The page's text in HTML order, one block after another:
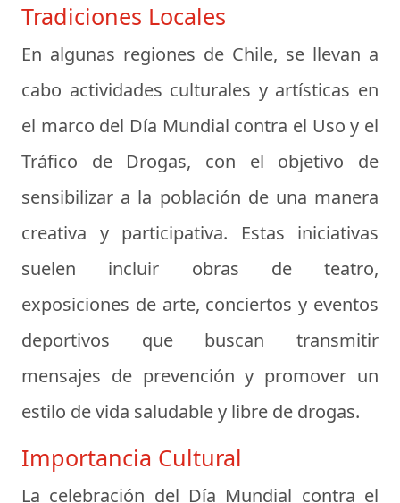
Tradiciones Locales
En algunas regiones de Chile, se llevan a
cabo actividades culturales y artísticas en
el marco del Día Mundial contra el Uso y el
Tráfico de Drogas, con el objetivo de
sensibilizar a la población de una manera
creativa y participativa. Estas iniciativas
suelen incluir obras de teatro,
exposiciones de arte, conciertos y eventos
deportivos que buscan transmitir
mensajes de prevención y promover un
estilo de vida saludable y libre de drogas.
Importancia Cultural
La celebración del Día Mundial contra el